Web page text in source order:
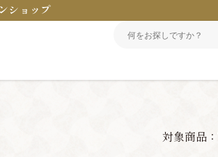
ショップ
対象商品：